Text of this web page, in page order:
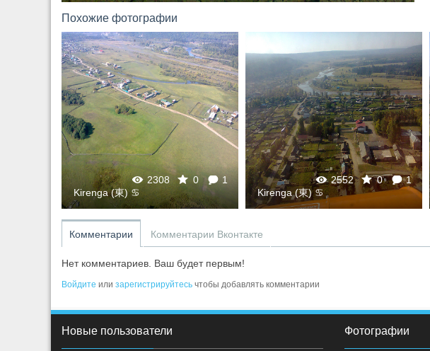
Похожие фотографии
2308 0
1
Kirenga (東) ♋
2552 0
1
Kirenga (東) ♋
Комментарии Комментарии Вконтакте
Нет комментариев. Ваш будет первым!
Войдите или зарегистрируйтесь чтобы добавлять комментарии
Новые пользователи Фотографии